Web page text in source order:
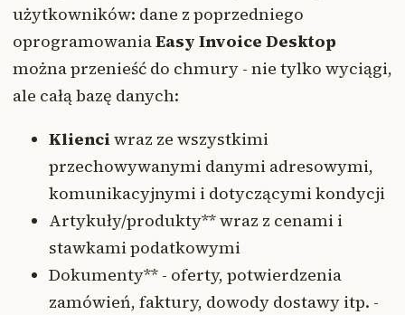
użytkowników: dane z poprzedniego
oprogramowaniaEasy Invoice Desktop
można przenieść do chmury - nie tylko wyciągi,
ale całą bazę danych:
Klienciwraz ze wszystkimi
przechowywanymi danymi adresowymi,
komunikacyjnymi i dotyczącymi kondycji
Artykuły/produkty** wraz z cenami i
stawkami podatkowymi
Dokumenty** - oferty, potwierdzenia
zamówień, faktury, dowody dostawy itp. -